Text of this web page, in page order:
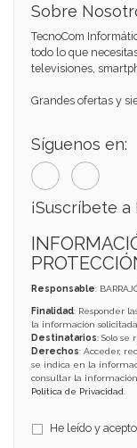
Sobre
TecnoCom
todo lo que
televisiones,
Grandes ofertas y
Síguenos en:
¡Suscríbete
Responsable:
Finalidad: Responder
la información
Destinatarios: Solo se
Derechos: Acceder,
se indica en la
consultar la
Política de Privacidad
He leído y